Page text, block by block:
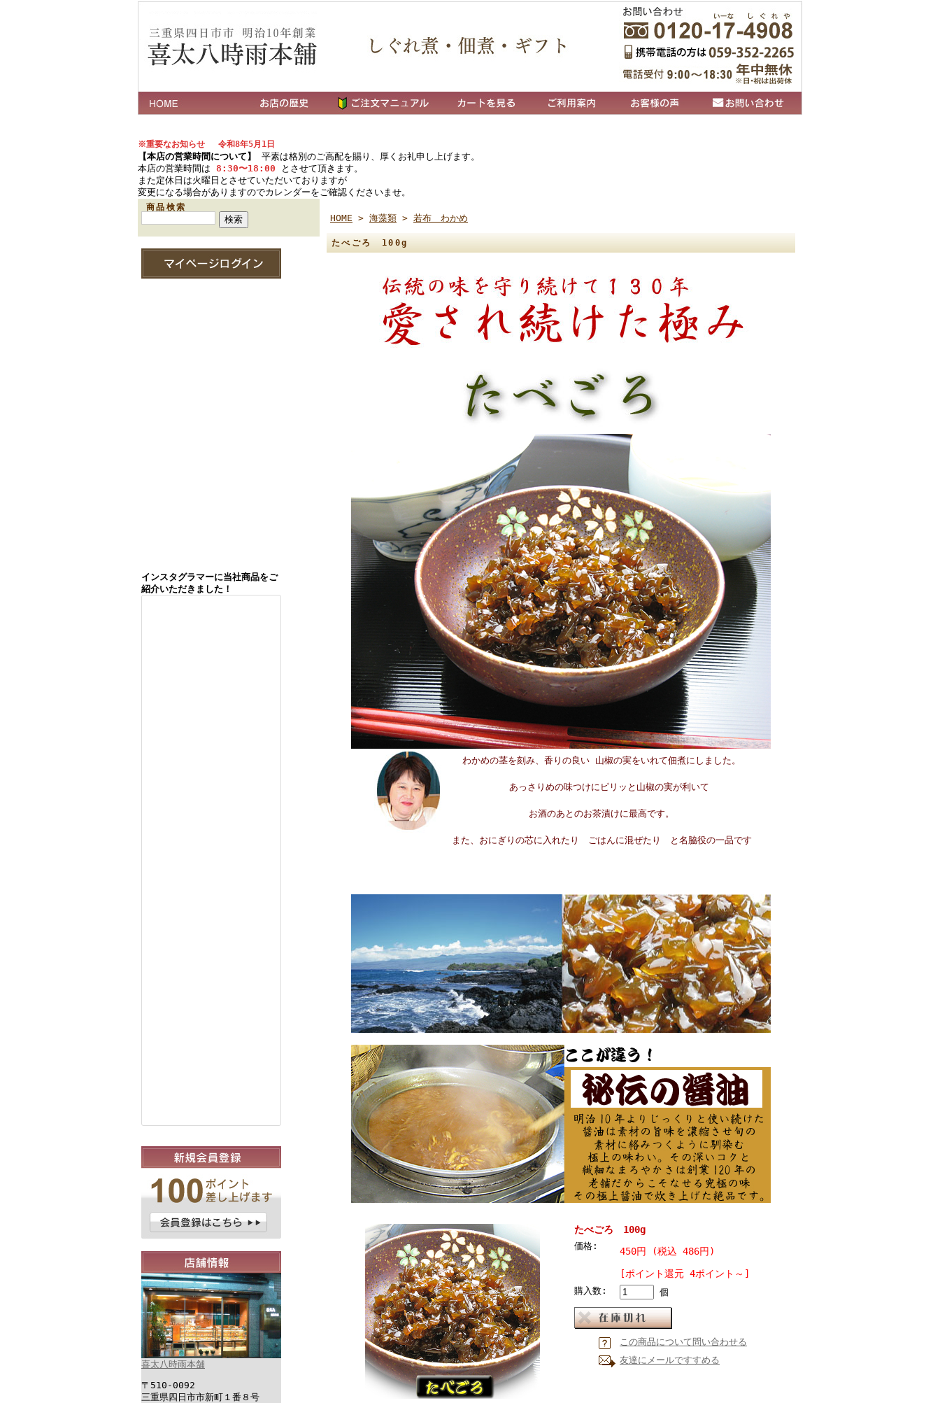
※重要なお知らせ 令和8年5月1日
【本店の営業時間について】
平素は格別のご高配を賜り、厚くお礼申し上げます。
本店の営業時間は 8:30〜18:00 とさせて頂きます。
また定休日は火曜日とさせていただいておりますが
変更になる場合がありますのでカレンダーをご確認くださいませ。
商品検索
インスタグラマーに当社商品をご
紹介いただきました！
喜太八時雨本舗
〒510-0092
三重県四日市市新町１番８号
HOME > 海藻類 > 若布 わかめ
たべごろ 100g
わかめの茎を刻み、香りの良い 山椒の実をいれて佃煮にしました。
あっさりめの味つけにピリッと山椒の実が利いて
お酒のあとのお茶漬けに最高です。
また、おにぎりの芯に入れたり ごはんに混ぜたり と名脇役の一品です
たべごろ 100g
価格:
450円 (税込 486円)
[ポイント還元 4ポイント～]
購入数: 個
この商品について問い合わせる
友達にメールですすめる